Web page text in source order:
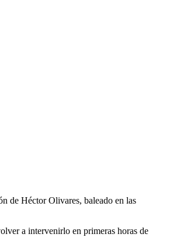
de Héctor Olivares, baleado en las
a intervenirlo en primeras horas de